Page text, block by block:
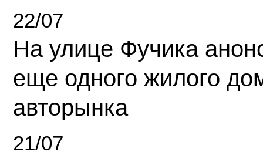
22/07
На улице Фучика
еще одного жилого
авторынка
21/07